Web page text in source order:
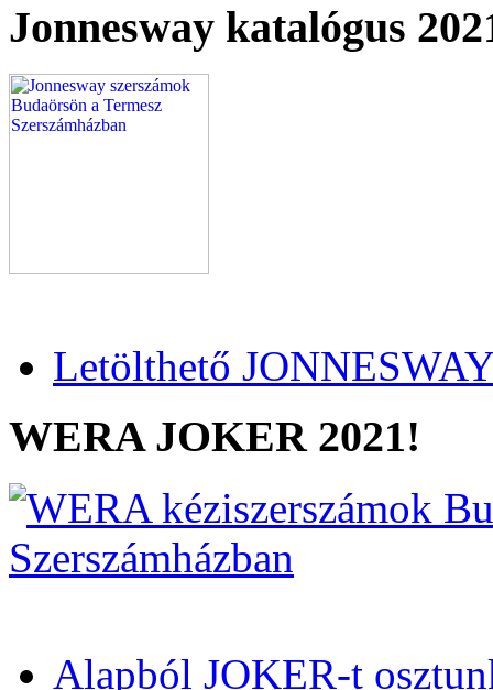
Jonnesway katalógus
Letölthető
WERA JOKER 2021!
Alapból JOKER-t